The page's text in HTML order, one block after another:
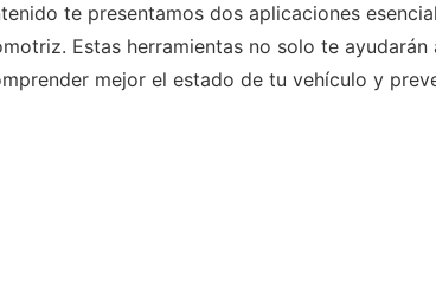
te presentamos dos aplicaciones
Estas herramientas no solo te
mejor el estado de tu vehículo y